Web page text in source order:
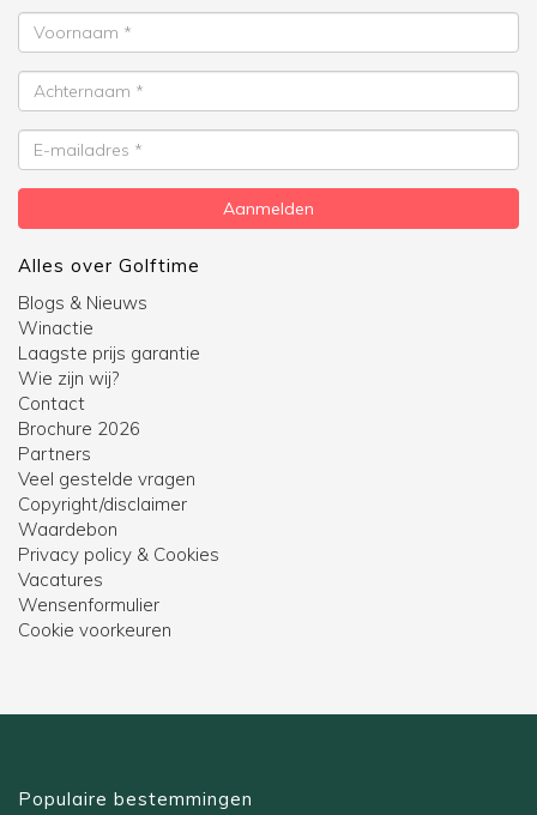
Voornaam
Achternaam
E-
mailadres
Aanmelden
Alles over Golftime
Blogs & Nieuws
Winactie
Laagste prijs garantie
Wie zijn wij?
Contact
Brochure 2026
Partners
Veel gestelde vragen
Copyright/disclaimer
Waardebon
Privacy policy & Cookies
Vacatures
Wensenformulier
Cookie voorkeuren
Populaire bestemmingen